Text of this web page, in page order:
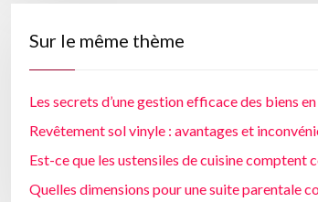
Sur le même thème
Les secrets d’une gestion efficace des biens
Revêtement sol vinyle : avantages et
Est-ce que les ustensiles de cuisine comptent
Quelles dimensions pour une suite parentale